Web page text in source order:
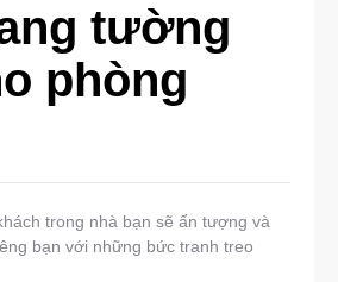
tường
phòng
trong nhà bạn sẽ ấn tượng và
bạn với những bức tranh treo